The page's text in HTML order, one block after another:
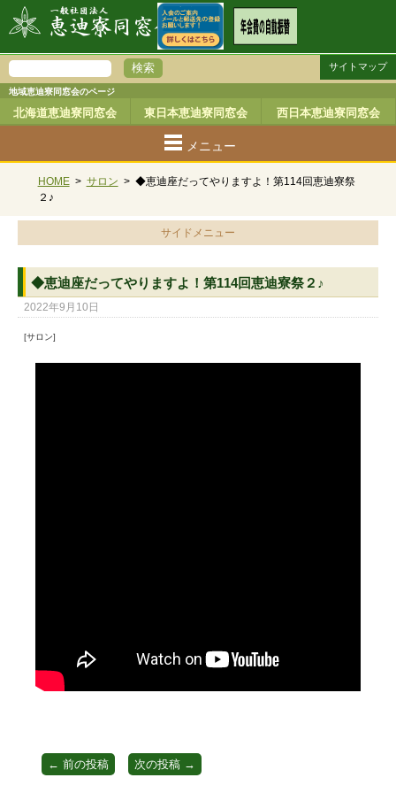
地域恵迪寮同窓会のページ
北海道恵迪寮同窓会 東日本恵迪寮同窓会 西日本恵迪寮同窓会
サイトマップ
メニュー
HOME > サロン > ◆恵迪座だってやりますよ！第114回恵迪寮祭
２♪
サイドメニュー
◆恵迪座だってやりますよ！第114回恵迪寮祭２♪
2022年9月10日
[サロン]
← 前の投稿 次の投稿 →